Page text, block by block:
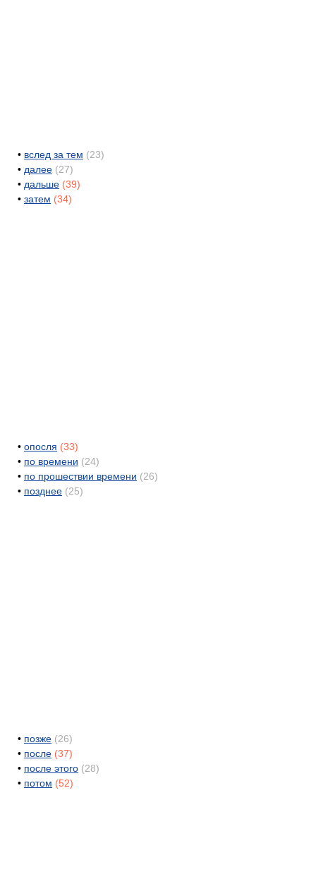
• вслед за тем (23)
• далее (27)
• дальше (39)
• затем (34)
• опосля (33)
• по времени (24)
• по прошествии времени (26)
• позднее (25)
• позже (26)
• после (37)
• после этого (28)
• потом (52)